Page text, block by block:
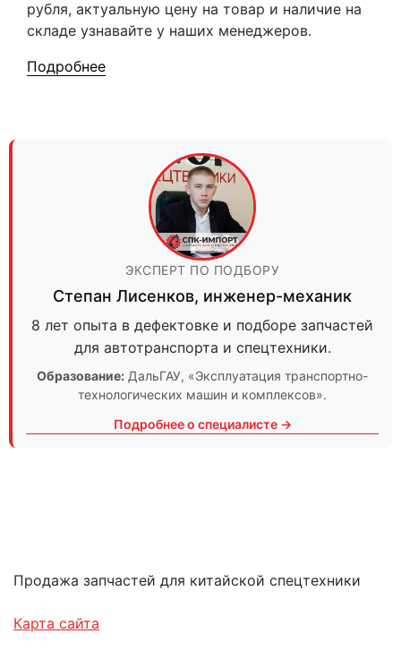
рубля, актуальную цену на товар и наличие на
складе узнавайте у наших менеджеров.
Подробнее
ЭКСПЕРТ ПО ПОДБОРУ
Степан Лисенков, инженер-механик
8 лет опыта в дефектовке и подборе запчастей
для автотранспорта и спецтехники.
Образование: ДальГАУ, «Эксплуатация транспортно-
технологических машин и комплексов».
Подробнее о специалисте →
Продажа запчастей для китайской спецтехники
Карта сайта